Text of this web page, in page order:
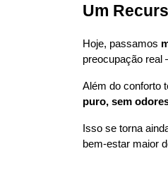
Um
Hoje, passamos
preocupação real
Além do conforto
puro, sem
Isso se torna
bem-estar maior